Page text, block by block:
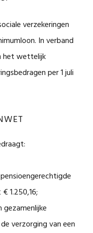
verzekeringen
In verband
het wettelijk
per 1 juli
1.250,16;
verzorging van een